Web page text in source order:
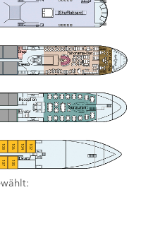
102
104
105
106
107
108